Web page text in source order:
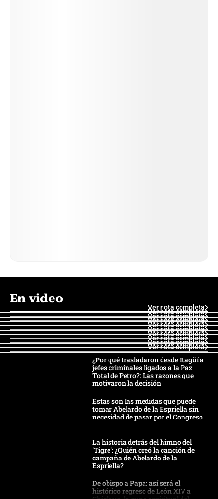
En video
Ver nota completa
Ver nota completa
Ver nota completa
Ver nota completa
Ver nota completa
Ver nota completa
Ver nota completa
Ver nota completa
Ver nota completa
Ver nota completa
¿Por qué trasladaron desde Itagüí a
jefes criminales ligados a la Paz
Total de Petro?: Las razones que
motivaron la decisión
Estas son las medidas que puede
tomar Abelardo de la Espriella sin
necesidad de pasar por el Congreso
La historia detrás del himno del
'Tigre': ¿Quién creó la canción de
campaña de Abelardo de la
Espriella?
De obispo a Papa: así será el
histórico regreso de León XIV a